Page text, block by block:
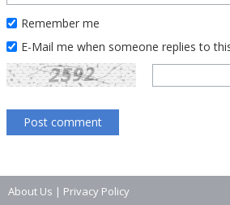
Remember me
E-Mail me when someone replies to
About Us | Privacy Policy